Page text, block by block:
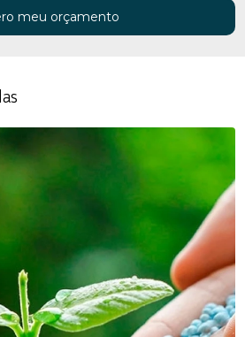
meu orçamento